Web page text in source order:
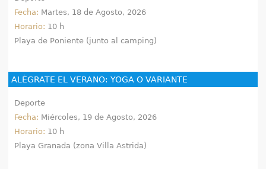
Fecha: Martes, 18 de Agosto, 2026
Horario: 10 h
Playa de Poniente (junto al camping)
ALÉGRATE EL VERANO: YOGA O VARIANTE
Deporte
Fecha: Miércoles, 19 de Agosto, 2026
Horario: 10 h
Playa Granada (zona Villa Astrida)